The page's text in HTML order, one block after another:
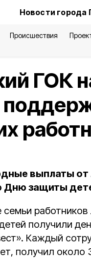
Новости города
Происшествия
ГОК
выплаты
Дню защиты
получили
Каждый
получил около